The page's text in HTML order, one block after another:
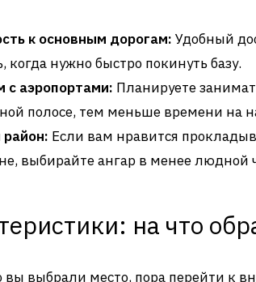
к основным дорогам: Удобный
когда нужно быстро покинуть базу.
с аэропортами: Планируете
полосе, тем меньше времени на
район: Если вам нравится
выбирайте ангар в менее людной
на что
вы выбрали место, пора перейти к